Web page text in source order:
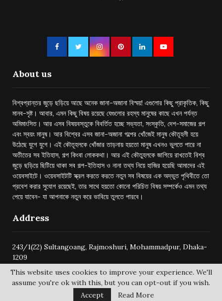
About us
বিশ্বপ্রান্তর জুড়ে ছড়িয়ে আছে অনেক জানা-অজানা বিস্ময়! এগুলোর কিছু প্রাকৃতিক, কিছু
মানব-সৃষ্ট। আবার, এমন কিছু বিষয় রয়েছে যেগুলোর রহস্য মানুষের কাছে এখন পর্যন্ত
অমিমাংসিত। আর এসব বিষয়বস্তুকে বিবর্তিত হচ্ছে সভ্যতা, সংস্কৃতি, দেশ-সমাজের গল্প
এবং স্বয়ং মানুষ। আর বিশ্বের এসব জানা-অজানা গল্পের খোঁজেই মানুষ কৌতূহলী হয়ে
উঠেছে যুগে যুগে। এই কৌতূহলকে খোঁজার তাড়নায় হয়তো মানুষ এখনও ভুলতে পারে না
অতীতের সব ইতিহাস, গল্প কিংবা লোককথা। আর এই কৌতুহলকে জাগিয়ে রাখতেই বিশ্ব
জুড়ে ছড়িয়ে ছিটিয়ে থাকা সব গল্প-ইতিহাস ও নানা তথ্য নিয়ে হাজির হয়েছি আমাদের এই
ওয়েবসাইটে। ওয়েবসাইটটি স্ক্রল করতে করতে নতুন সব বিষয়ের এক অদ্ভুত পৃথিবীতে তো
প্রবেশ করার সুযোগ রয়েছেই, তার সাথে হয়তো কোনো পরিচিত বিষয় সম্পর্কেও এমন তথ্য
পেয়ে যাবেন- যা আপনাকে নতুন করে ভাবিয়ে তুলতে পারবে।
Address
243/1(22) Sultangoang, Rajmoshuri, Mohammadpur, Dhaka-
1209
bishwoprantore.comAll Right Reserved.
This website uses cookies to improve your experience. We'll
assume you're ok with this, but you can opt-out if you wish.
Accept
Read More